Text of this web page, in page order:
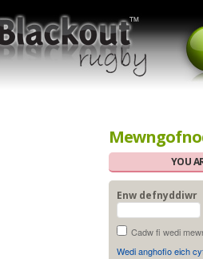
YOU
Enw defnyddiwr
Cadw fi wedi
Wedi anghofio eich